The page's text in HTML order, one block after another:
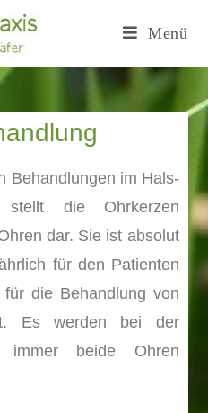
Menü
Behandlungen im Hals-
stellt die Ohrkerzen
dar. Sie ist absolut
für den Patienten
die Behandlung von
Es werden bei der
immer beide Ohren